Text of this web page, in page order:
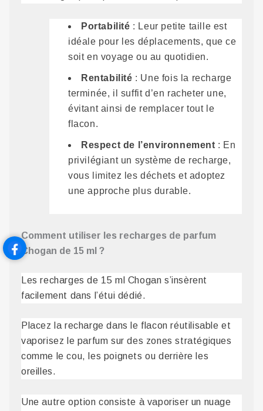
Portabilité : Leur petite taille est
idéale pour les déplacements, que ce
soit en voyage ou au quotidien.
Rentabilité : Une fois la recharge
terminée, il suffit d’en racheter une,
évitant ainsi de remplacer tout le
flacon.
Respect de l’environnement : En
privilégiant un système de recharge,
vous limitez les déchets et adoptez
une approche plus durable.
Comment utiliser les recharges de parfum
Chogan de 15 ml ?
Les recharges de 15 ml Chogan s’insèrent
facilement dans l’étui dédié.
Placez la recharge dans le flacon réutilisable et
vaporisez le parfum sur des zones stratégiques
comme le cou, les poignets ou derrière les
oreilles.
Une autre option consiste à vaporiser un nuage